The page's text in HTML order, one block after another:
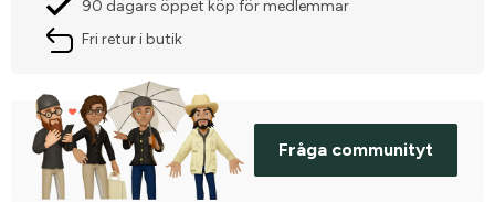
90 dagars öppet köp för medlemmar
Fri retur i butik
Fråga communityt